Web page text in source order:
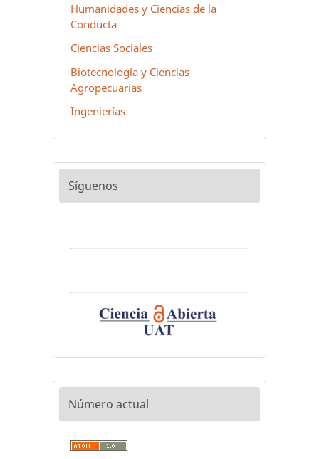
Humanidades y Ciencias de la
Conducta
Ciencias Sociales
Biotecnología y Ciencias
Agropecuarias
Ingenierías
Síguenos
Número actual